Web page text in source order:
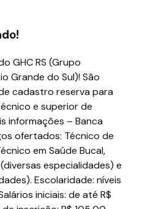
GHC RS (Grupo
Grande do Sul)! São
cadastro reserva para
e superior de
informações – Banca
ofertados: Técnico de
em Saúde Bucal,
especialidades) e
Escolaridade: níveis
iniciais: de até R$